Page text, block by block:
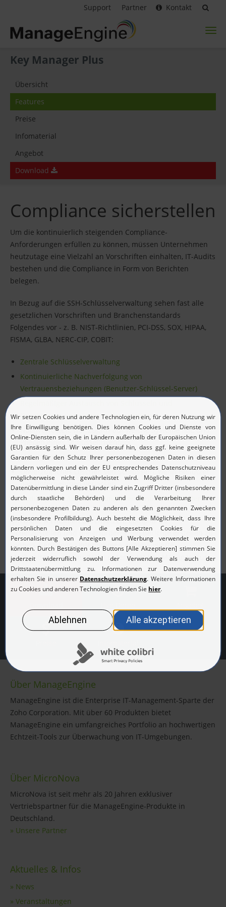
Support Partner Kontakt
Key Manager Plus
Übersicht
Features
Preise
Infomaterial
Angebot
Download
Compliance sicherstellen
Um die kontinuierlich steigenden Compliance-
Anforderungen erfüllen zu können, müssen Unternehmen
heutzutage eine Vielzahl an Vorschriften einhalten, IT-Audits
bestehen und die Compliance in Form von Berichten
belegen.
In Bezug auf die SSH-Schlüsselverwaltung sehen fast alle
gesetzlichen Vorschriften und Branchenstandards
Folgendes vor - z. B. NIST-Richtlinien, PCI-DSS, SOX, HIPAA,
FISMA, GLBA, NERC-CIP, COBIT:
Zentrale Schlüsselverwaltung
Kontinuierliche Nachverfolgung von
Vertrauensbeziehungen (Benutzer-Schlüssel-Server)
Durchsetzen von sicheren Passwörtern
Nachverfolgen, wer Zugriff auf welche Systeme hat, und
Pflegen eines Schlüsselinventars
Identifizieren und Löschen von ungenutzten Schlüsseln
Unverzügliches Löschen von Schlüsseln, wenn Benutzer
das Unternehmen verlassen
Auditing und Aufbewahrung aller Benutzeraktivitäten
Um diese Richtlinien durchsetzen, Compliance
sicherzustellen und die erforderlichen Berichte erstellen zu
können, benötigen Unternehmen automatisierte
Mechanismen. Genau dabei unterstützt Key Manager Plus.
Über ManageEngine
ManageEngine ist die Enterprise IT-Management-Sparte der
Zoho Corporation. Mit über 60 Produkten bietet
ManageEngine ein umfangreiches Portfolio an hochwertigen
Echtzeit-Tools zur Überwachung von IT-Umgebungen.
Über MicroNova
MicroNova ist seit mehr als 20 Jahren exklusiver
Vertriebspartner für die ManageEngine-Produkte in
Deutschland.
» Unsere Partner
Aktuelles & Infos
» News
» Veranstaltungen